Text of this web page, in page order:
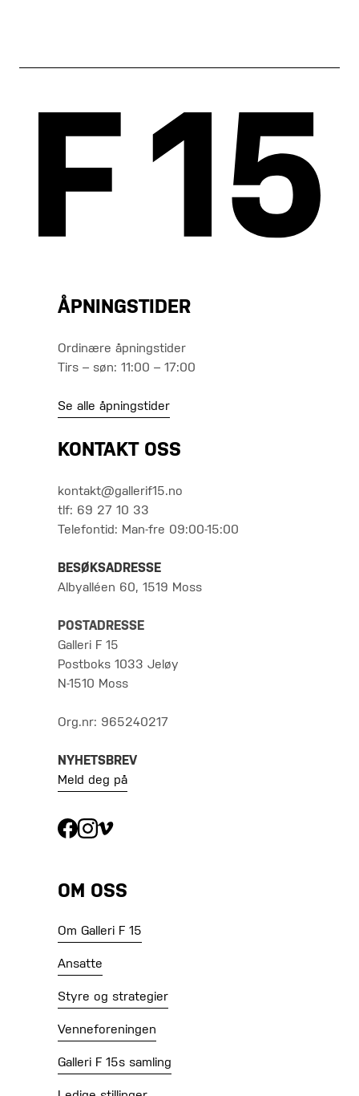
ÅPNINGSTIDER
Ordinære åpningstider
Tirs – søn: 11:00 – 17:00
Se alle åpningstider
KONTAKT OSS
kontakt@gallerif15.no
tlf: 69 27 10 33
Telefontid: Man-fre 09:00-15:00
BESØKSADRESSE
Albyalléen 60, 1519 Moss
POSTADRESSE
Galleri F 15
Postboks 1033 Jeløy
N-1510 Moss
Org.nr: 965240217
NYHETSBREV
Meld deg på
OM OSS
Om Galleri F 15
Ansatte
Styre og strategier
Venneforeningen
Galleri F 15s samling